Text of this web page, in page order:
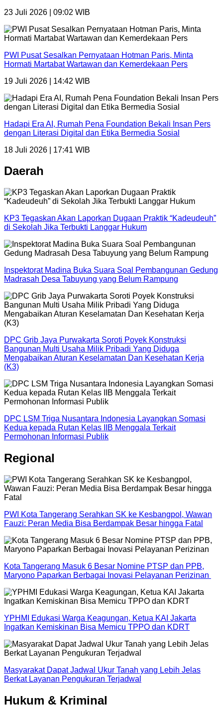
23 Juli 2026 | 09:02 WIB
PWI Pusat Sesalkan Pernyataan Hotman Paris, Minta
Hormati Martabat Wartawan dan Kemerdekaan Pers
19 Juli 2026 | 14:42 WIB
Hadapi Era AI, Rumah Pena Foundation Bekali Insan Pers
dengan Literasi Digital dan Etika Bermedia Sosial
18 Juli 2026 | 17:41 WIB
Daerah
KP3 Tegaskan Akan Laporkan Dugaan Praktik “Kadeudeuh”
di Sekolah Jika Terbukti Langgar Hukum
Inspektorat Madina Buka Suara Soal Pembangunan Gedung
Madrasah Desa Tabuyung yang Belum Rampung
DPC Grib Jaya Purwakarta Soroti Poyek Konstruksi
Bangunan Multi Usaha Milik Pribadi Yang Diduga
Mengabaikan Aturan Keselamatan Dan Kesehatan Kerja
(K3)
DPC LSM Triga Nusantara Indonesia Layangkan Somasi
Kedua kepada Rutan Kelas IIB Menggala Terkait
Permohonan Informasi Publik
Regional
PWI Kota Tangerang Serahkan SK ke Kesbangpol, Wawan
Fauzi: Peran Media Bisa Berdampak Besar hingga Fatal
Kota Tangerang Masuk 6 Besar Nomine PTSP dan PPB,
Maryono Paparkan Berbagai Inovasi Pelayanan Perizinan
YPHMI Edukasi Warga Keagungan, Ketua KAI Jakarta
Ingatkan Kemiskinan Bisa Memicu TPPO dan KDRT
Masyarakat Dapat Jadwal Ukur Tanah yang Lebih Jelas
Berkat Layanan Pengukuran Terjadwal
Hukum & Kriminal